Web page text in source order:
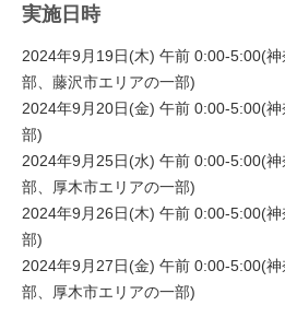
実施日時
2024年9月19日(木) 午前 0:00-5:00(
部、藤沢市エリアの一部)
2024年9月20日(金) 午前 0:00-5:00(
部)
2024年9月25日(水) 午前 0:00-5:00(
部、厚木市エリアの一部)
2024年9月26日(木) 午前 0:00-5:00(
部)
2024年9月27日(金) 午前 0:00-5:00(
部、厚木市エリアの一部)